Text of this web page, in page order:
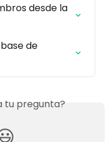
desde la
de
tu pregunta?